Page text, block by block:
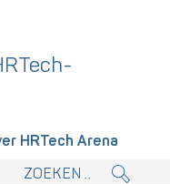
HRTech Arena